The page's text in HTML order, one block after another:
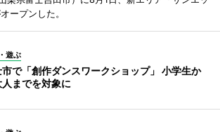
ープンした。
遊ぶ
で「創作ダンスワークショップ」 小学生か
人までを対象に